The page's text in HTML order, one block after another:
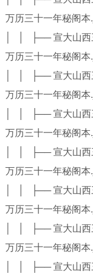
万历三十一年秘阁本
│ │ ├── 宣大山西
万历三十一年秘阁本
│ │ ├── 宣大山西
万历三十一年秘阁本
│ │ ├── 宣大山西
万历三十一年秘阁本
│ │ ├── 宣大山西
万历三十一年秘阁本
│ │ ├── 宣大山西
万历三十一年秘阁本
│ │ ├── 宣大山西
万历三十一年秘阁本
│ │ ├── 宣大山西